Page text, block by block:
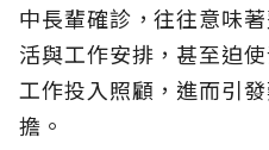
中長輩確診，往往意味
活與工作安排，甚至迫
工作投入照顧，進而引
擔。